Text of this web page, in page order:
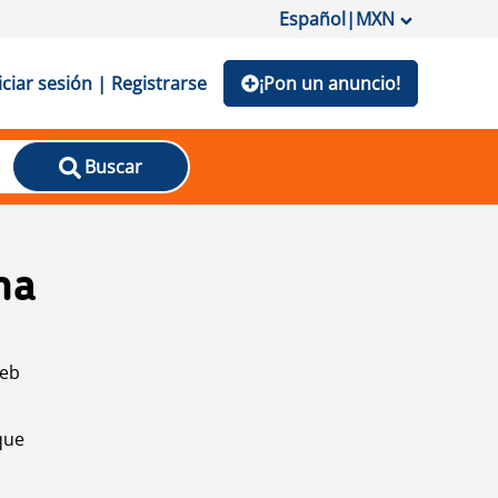
Español|MXN
sesión | Registrarse ¡Pon un anuncio!
Buscar